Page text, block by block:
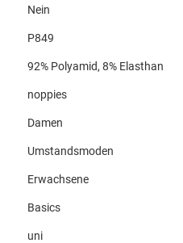
Nein
P849
92% Polyamid, 8% Elasthan
noppies
Damen
Umstandsmoden
Erwachsene
Basics
uni